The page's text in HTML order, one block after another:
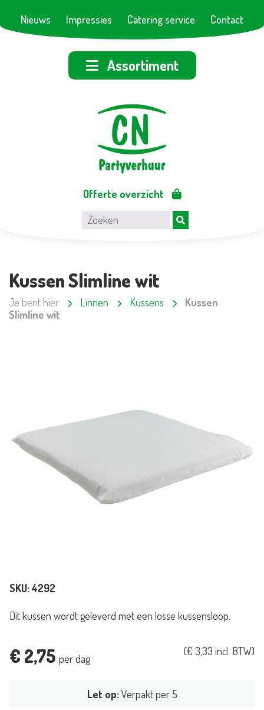
Nieuws Impressies Catering service Contact
Assortiment
Offerte overzicht
Kussen Slimline wit
Je bent hier Linnen Kussens
Kussen
Slimline wit
SKU:4292
Dit kussen wordt geleverd met een losse kussensloop.
€ 2,75 per dag
(€ 3,33 incl. BTW)
Let op:Verpakt per 5